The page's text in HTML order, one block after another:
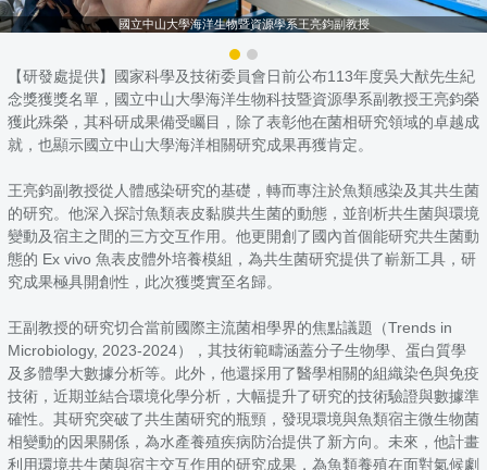
國立中山大學海洋生物暨資源學系王亮鈞副教授
【研發處提供】國家科學及技術委員會日前公布113年度吳大猷先生紀
念獎獲獎名單，國立中山大學海洋生物科技暨資源學系副教授王亮鈞榮
獲此殊榮，其科研成果備受矚目，除了表彰他在菌相研究領域的卓越成
就，也顯示國立中山大學海洋相關研究成果再獲肯定。
王亮鈞副教授從人體感染研究的基礎，轉而專注於魚類感染及其共生菌
的研究。他深入探討魚類表皮黏膜共生菌的動態，並剖析共生菌與環境
變動及宿主之間的三方交互作用。他更開創了國內首個能研究共生菌動
態的 Ex vivo 魚表皮體外培養模組，為共生菌研究提供了嶄新工具，研
究成果極具開創性，此次獲獎實至名歸。
王副教授的研究切合當前國際主流菌相學界的焦點議題（Trends in
Microbiology, 2023-2024），其技術範疇涵蓋分子生物學、蛋白質學
及多體學大數據分析等。此外，他還採用了醫學相關的組織染色與免疫
技術，近期並結合環境化學分析，大幅提升了研究的技術驗證與數據準
確性。其研究突破了共生菌研究的瓶頸，發現環境與魚類宿主微生物菌
相變動的因果關係，為水產養殖疾病防治提供了新方向。未來，他計畫
利用環境共生菌與宿主交互作用的研究成果，為魚類養殖在面對氣候劇